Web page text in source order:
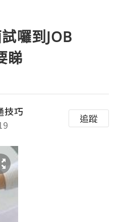
囉到JOB
睇
技巧
追蹤